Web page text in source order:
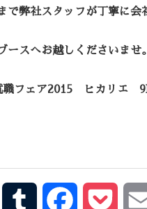
で弊社スタッフが丁寧に会
ースへお越しくださいませ。
職フェア2015 ヒカリ
Line Tumblr Facebook